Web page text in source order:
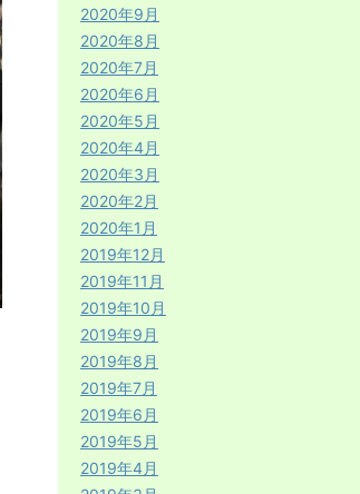
2020年9月
2020年8月
2020年7月
2020年6月
2020年5月
2020年4月
2020年3月
2020年2月
2020年1月
2019年12月
2019年11月
2019年10月
2019年9月
2019年8月
2019年7月
2019年6月
2019年5月
2019年4月